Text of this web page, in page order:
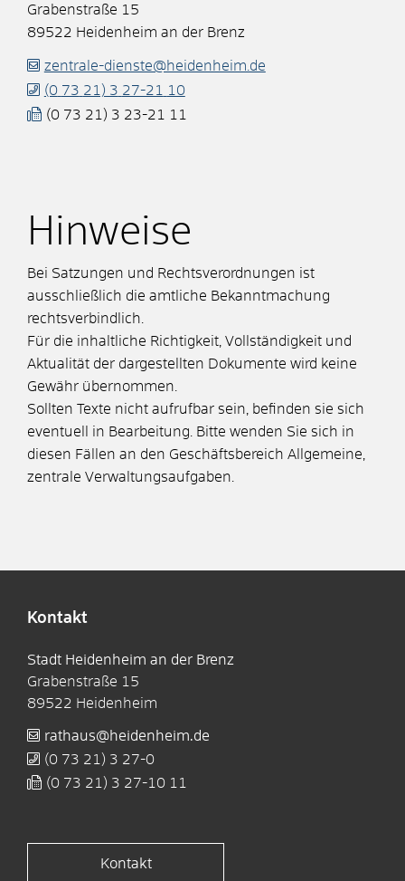
Grabenstraße 15
89522 Heidenheim an der Brenz
zentrale-dienste@heidenheim.de
(0 73 21) 3 27-21
10
(0 73 21) 3 23-21 11
Hinweise
Bei Satzungen und Rechtsverordnungen ist
ausschließlich die amtliche Bekanntmachung
rechtsverbindlich.
Für die inhaltliche Richtigkeit, Vollständigkeit und
Aktualität der dargestellten Dokumente wird keine
Gewähr übernommen.
Sollten Texte nicht aufrufbar sein, befinden sie sich
eventuell in Bearbeitung. Bitte wenden Sie sich in
diesen Fällen an den Geschäftsbereich Allgemeine,
zentrale Verwaltungsaufgaben.
Kontakt
Stadt Heidenheim an der Brenz
Grabenstraße 15
89522 Heidenheim
rathaus@heidenheim.de
(0 73 21) 3 27-0
(0 73 21) 3 27-10 11
Kontakt